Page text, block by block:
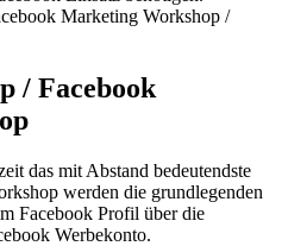
Marketing Workshop /
/ Facebook
das mit Abstand bedeutendste
werden die grundlegenden
Facebook Profil über die
Werbekonto.